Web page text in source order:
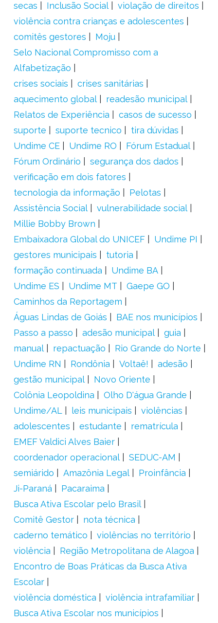
secas
Inclusão Social
violação de direitos
violência contra crianças e adolescentes
comitês gestores
Moju
Selo Nacional Compromisso com a
Alfabetização
crises sociais
crises sanitárias
aquecimento global
readesão municipal
Relatos de Experiência
casos de sucesso
suporte
suporte tecnico
tira dúvidas
Undime CE
Undime RO
Fórum Estadual
Fórum Ordinário
segurança dos dados
verificação em dois fatores
tecnologia da informação
Pelotas
Assistência Social
vulnerabilidade social
Millie Bobby Brown
Embaixadora Global do UNICEF
Undime PI
gestores municipais
tutoria
formação continuada
Undime BA
Undime ES
Undime MT
Gaepe GO
Caminhos da Reportagem
Águas Lindas de Goiás
BAE nos municípios
Passo a passo
adesão municipal
guia
manual
repactuação
Rio Grande do Norte
Undime RN
Rondônia Voltaê!
adesão
gestão municipal
Novo Oriente
Colônia Leopoldina
Olho D'água Grande
Undime/AL
leis municipais
violências
adolescentes
estudante
rematrícula
EMEF Valdici Alves Baier
coordenador operacional
SEDUC-AM
semiárido
Amazônia Legal
Proinfância
Ji-Paraná
Pacaraima
Busca Ativa Escolar pelo Brasil
Comitê Gestor
nota técnica
caderno temático
violências no território
violência
Região Metropolitana de Alagoa
Encontro de Boas Práticas da Busca Ativa
Escolar
violência doméstica
violência intrafamiliar
Busca Ativa Escolar nos municípios